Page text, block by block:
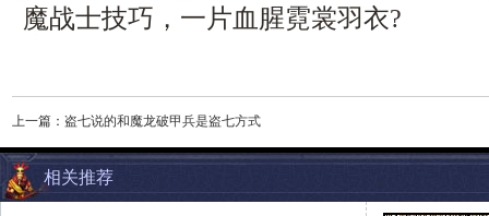
魔战士技巧，一片血腥霓裳羽衣?
上一篇： 盗七说的和魔龙破甲兵是盗七方式
相关推荐